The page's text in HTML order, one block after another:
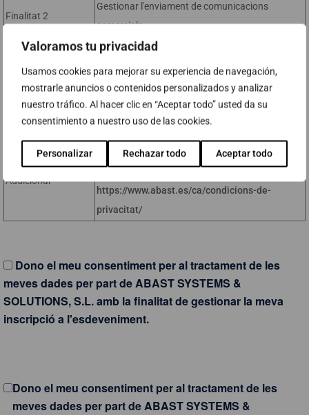
Valoramos tu privacidad
Usamos cookies para mejorar su experiencia de navegación,
mostrarle anuncios o contenidos personalizados y analizar
nuestro tráfico. Al hacer clic en “Aceptar todo” usted da su
consentimiento a nuestro uso de las cookies.
Personalizar Rechazar todo Aceptar todo
Finalitat 2
Gestionar l'enviament de comunicacions
comercials
Legitimació Consentiment
Drets
Accedir, rectificar i suprimir les seves dades, així
com, la resta de drets que s'expliquen a la
informació addicional.
Addicional
detallada sobre Protecció de Dades a la nostra
pàgina web:
https://www.abast.es/ca/condicions-de-
privacitat/
Dono el meu consentiment per al tractament de les
meves dades per part de ABAST SYSTEMS &
SOLUTIONS, S.L. amb la finalitat de gestionar la meva
inscripció a l'esdeveniment.
Dono el meu consentiment per al tractament de les
meves dades per part de ABAST SYSTEMS &